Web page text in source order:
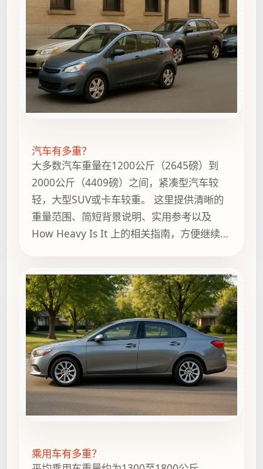
汽车有多重？
大多数汽车重量在1200公斤（2645磅）到
2000公斤（4409磅）之间，紧凑型汽车较
轻，大型SUV或卡车较重。 这里提供清晰的
重量范围、简短背景说明、实用参考以及
How Heavy Is It 上的相关指南，方便继续浏
乘用车有多重？